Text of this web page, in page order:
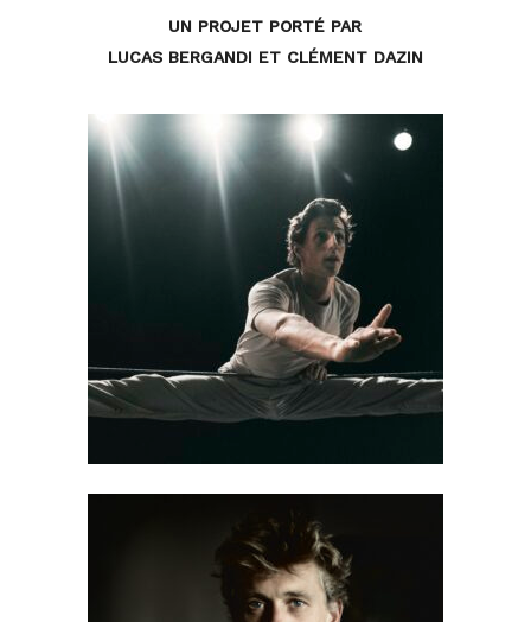
UN PROJET PORTÉ PAR
LUCAS BERGANDI ET CLÉMENT DAZIN